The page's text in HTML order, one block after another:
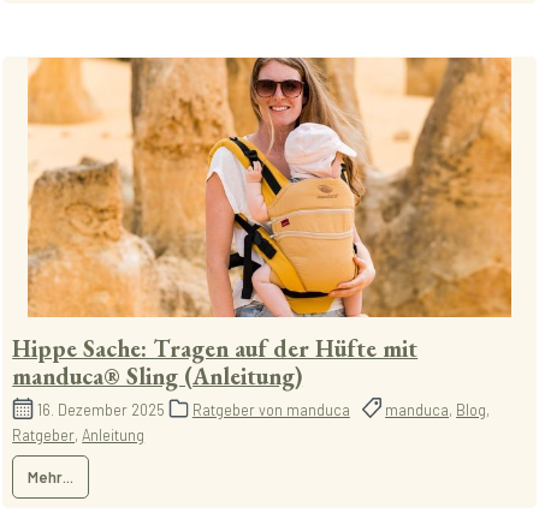
Hippe Sache: Tragen auf der Hüfte mit
manduca® Sling (Anleitung)
16. Dezember 2025 Ratgeber von manduca manduca, Blog,
Ratgeber, Anleitung
Mehr...